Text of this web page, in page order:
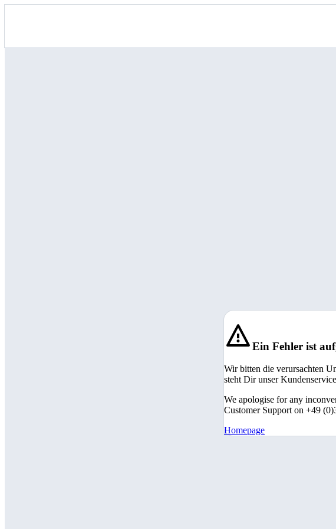
Ein Fehler ist
Wir bitten die verursachten
steht Dir unser
We apologise for any
Customer Support on +49
Homepage